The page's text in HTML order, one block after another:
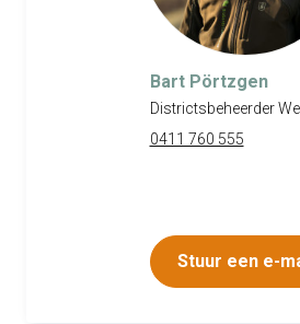
Bart Pörtzgen
Districtsbeheerder
0411 760 555
Stuur een e-